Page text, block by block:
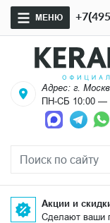
МЕНЮ
Адрес: г.
ПН-СБ 10:00 —
Акции и
Сделают ваши